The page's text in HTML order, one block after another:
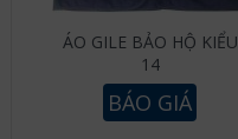
ÁO GILE BẢO HỘ KIỂU
14
BÁO GIÁ